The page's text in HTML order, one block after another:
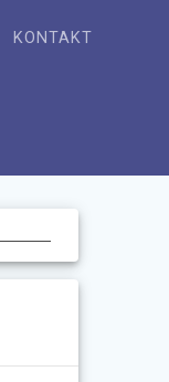
KONTAKT